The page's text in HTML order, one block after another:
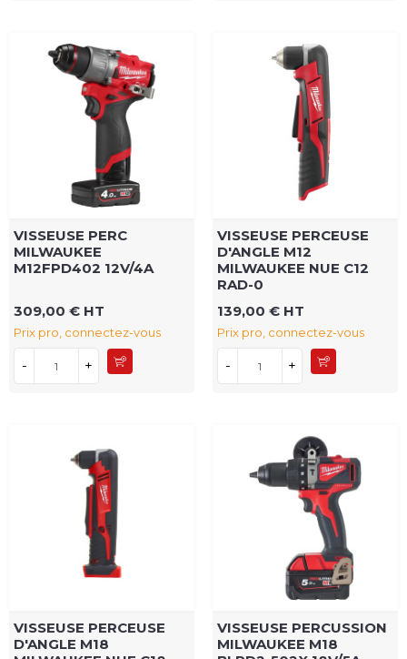
VISSEUSE PERC
MILWAUKEE
M12FPD402 12V/4A
309,00 € HT
Prix pro, connectez-vous
- +
VISSEUSE PERCEUSE
D'ANGLE M12
MILWAUKEE NUE C12
RAD-0
139,00 € HT
Prix pro, connectez-vous
- +
VISSEUSE PERCEUSE
D'ANGLE M18
VISSEUSE PERCUSSION
MILWAUKEE M18